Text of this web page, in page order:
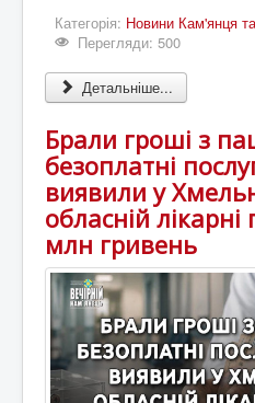
Категорія: Новини Кам'янця
Перегляди: 500
Детальніше...
Брали гроші з
безоплатні
виявили у
обласній
млн гривень